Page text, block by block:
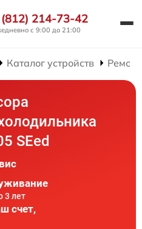
214-73-42
с 9:00 до 21:00
Каталог устройств
SEed
3 лет
счет,